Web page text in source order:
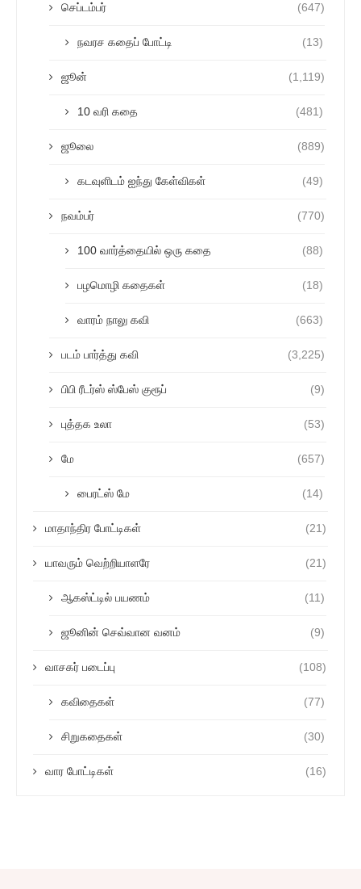
செப்டம்பர் (647)
நவரச கதைப் போட்டி (13)
ஜூன் (1,119)
10 வரி கதை (481)
ஜூலை (889)
கடவுளிடம் ஐந்து கேள்விகள் (49)
நவம்பர் (770)
100 வார்த்தையில் ஒரு கதை (88)
பழமொழி கதைகள் (18)
வாரம் நாலு கவி (663)
படம் பார்த்து கவி (3,225)
பிபி ரீடர்ஸ் ஸ்பேஸ் குரூப் (9)
புத்தக உலா (53)
மே (657)
பைரட்ஸ் மே (14)
மாதாந்திர போட்டிகள் (21)
யாவரும் வெற்றியாளரே (21)
ஆகஸ்ட்டில் பயணம் (11)
ஜூனின் செவ்வான வனம் (9)
வாசகர் படைப்பு (108)
கவிதைகள் (77)
சிறுகதைகள் (30)
வார போட்டிகள் (16)